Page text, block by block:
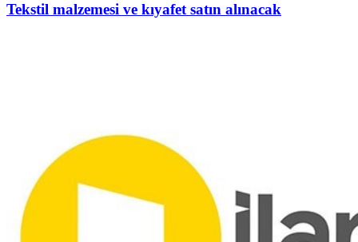
Tekstil malzemesi ve kıyafet satın alınacak